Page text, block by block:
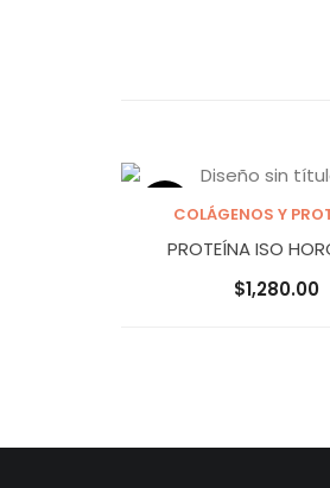
STOCK
Leer más
COLÁGENOS Y
PROTEÍNA ISO
$1,280.00